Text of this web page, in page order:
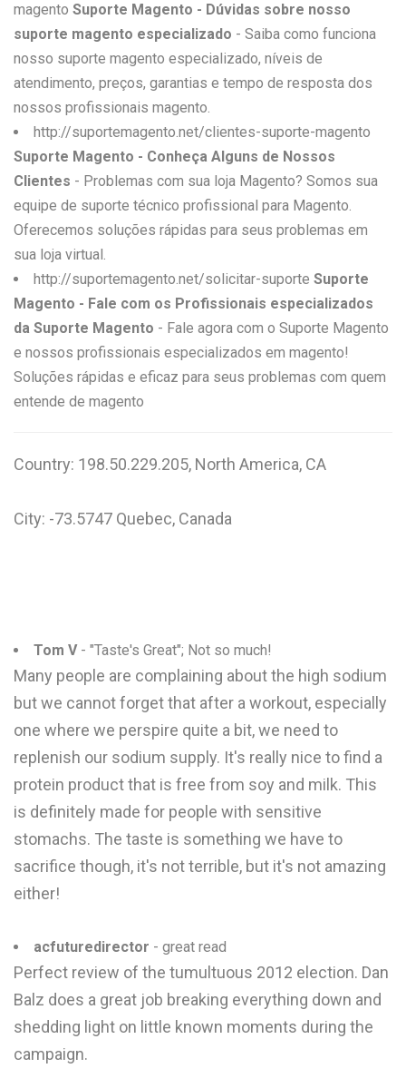
magento Suporte Magento - Dúvidas sobre nosso
suporte magento especializado - Saiba como funciona
nosso suporte magento especializado, níveis de
atendimento, preços, garantias e tempo de resposta dos
nossos profissionais magento.
http://suportemagento.net/clientes-suporte-magento
Suporte Magento - Conheça Alguns de Nossos
Clientes - Problemas com sua loja Magento? Somos sua
equipe de suporte técnico profissional para Magento.
Oferecemos soluções rápidas para seus problemas em
sua loja virtual.
http://suportemagento.net/solicitar-suporte Suporte
Magento - Fale com os Profissionais especializados
da Suporte Magento - Fale agora com o Suporte Magento
e nossos profissionais especializados em magento!
Soluções rápidas e eficaz para seus problemas com quem
entende de magento
Country: 198.50.229.205, North America, CA
City: -73.5747 Quebec, Canada
Tom V- "Taste's Great"; Not so much!
Many people are complaining about the high sodium
but we cannot forget that after a workout, especially
one where we perspire quite a bit, we need to
replenish our sodium supply. It's really nice to find a
protein product that is free from soy and milk. This
is definitely made for people with sensitive
stomachs. The taste is something we have to
sacrifice though, it's not terrible, but it's not amazing
either!
acfuturedirector - great read
Perfect review of the tumultuous 2012 election. Dan
Balz does a great job breaking everything down and
shedding light on little known moments during the
campaign.